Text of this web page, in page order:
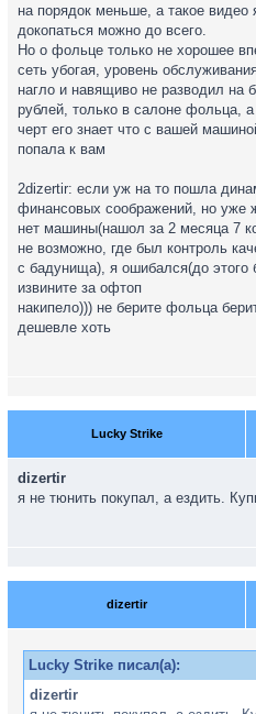
на порядок меньше, а такое
докопаться можно до всего.
Но о фольце только не хорошее
сеть убогая, уровень
нагло и навящиво не разводил на
рублей, только в салоне фольца,
черт его знает что с вашей
попала к вам
2dizertir: если уж на то пошла
финансовых соображений, но уже
нет машины(нашол за 2 месяца 7
не возможно, где был контроль
с бадунища), я ошибался(до этого
извините за офтоп
накипело))) не берите фольца
дешевле хоть
Lucky Strike
dizertir
я не тюнить покупал, а ездить.
dizertir
Lucky Strike писал(а):
dizertir